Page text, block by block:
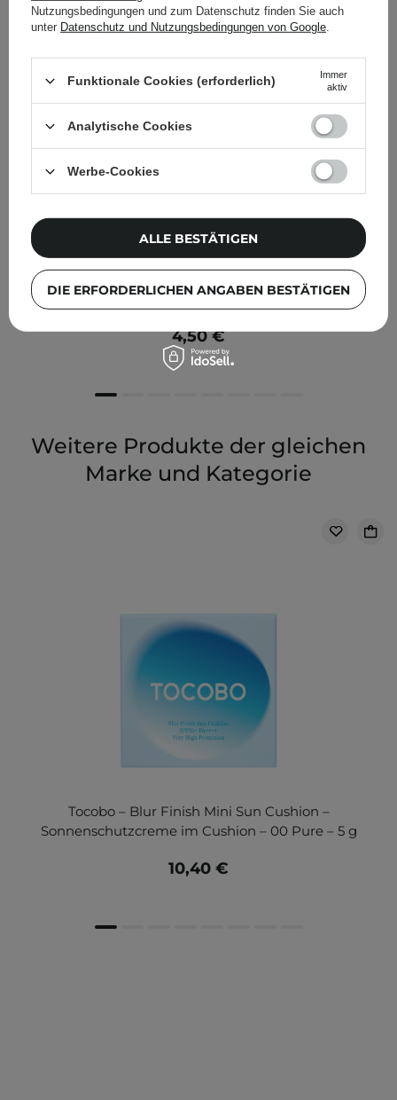
Ibra Makeup - Makeup Blender - Makeup Schwamm -
Rosa - 1Stk
4,50 €
Weitere Produkte der gleichen
Marke und Kategorie
Tocobo – Blur Finish Mini Sun Cushion –
Sonnenschutzcreme im Cushion – 00 Pure – 5 g
10,40 €
Nutzungsbedingungen und zum Datenschutz finden Sie auch
unter Datenschutz und Nutzungsbedingungen von Google
Funktionale Cookies (erforderlich)
Immer
aktiv
Analytische Cookies
Werbe-Cookies
DIE ERFORDERLICHEN ANGABEN BESTÄTIGEN
ALLE BESTÄTIGEN